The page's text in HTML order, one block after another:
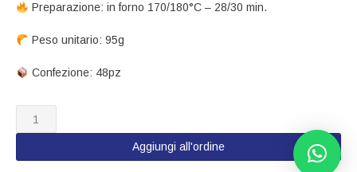
Preparazione: in forno 170/180°C – 28/30 min.
Peso unitario​: 95g
​ Confezione: 48pz
02028
Treccia
sfoglia
Aggiungi all'ordine